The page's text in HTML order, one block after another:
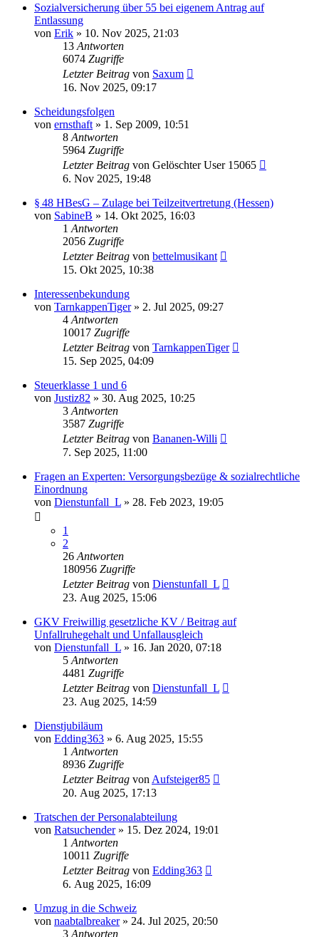
Sozialversicherung über 55 bei eigenem Antrag auf
Entlassung
von Erik » 10. Nov 2025, 21:03
13 Antworten
6074 Zugriffe
Letzter Beitrag von Saxum
16. Nov 2025, 09:17
Scheidungsfolgen
von ernsthaft » 1. Sep 2009, 10:51
8 Antworten
5964 Zugriffe
Letzter Beitrag von Gelöschter User 15065
6. Nov 2025, 19:48
§ 48 HBesG – Zulage bei Teilzeitvertretung (Hessen)
von SabineB » 14. Okt 2025, 16:03
1 Antworten
2056 Zugriffe
Letzter Beitrag von bettelmusikant
15. Okt 2025, 10:38
Interessenbekundung
von TarnkappenTiger» 2. Jul 2025, 09:27
4 Antworten
10017 Zugriffe
Letzter Beitrag von TarnkappenTiger
15. Sep 2025, 04:09
Steuerklasse 1 und 6
von Justiz82 » 30. Aug 2025, 10:25
3 Antworten
3587 Zugriffe
Letzter Beitrag von Bananen-Willi
7. Sep 2025, 11:00
Fragen an Experten: Versorgungsbezüge & sozialrechtliche
Einordnung
von Dienstunfall_L » 28. Feb 2023, 19:05
1
2
26 Antworten
180956 Zugriffe
Letzter Beitrag von Dienstunfall_L
23. Aug 2025, 15:06
GKV Freiwillig gesetzliche KV / Beitrag auf
Unfallruhegehalt und Unfallausgleich
von Dienstunfall_L » 16. Jan 2020, 07:18
5 Antworten
4481 Zugriffe
Letzter Beitrag von Dienstunfall_L
23. Aug 2025, 14:59
Dienstjubiläum
von Edding363 » 6. Aug 2025, 15:55
1 Antworten
8936 Zugriffe
Letzter Beitrag von Aufsteiger85
20. Aug 2025, 17:13
Tratschen der Personalabteilung
von Ratsuchender» 15. Dez 2024, 19:01
1 Antworten
10011 Zugriffe
Letzter Beitrag von Edding363
6. Aug 2025, 16:09
Umzug in die Schweiz
von naabtalbreaker» 24. Jul 2025, 20:50
3 Antworten